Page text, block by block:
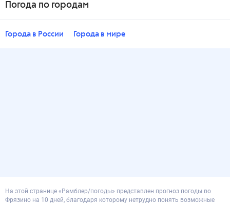
Погода по городам
Города в России Города в мире
На этой странице «Рамблер/погоды» представлен прогноз погоды во
Фрязино на 10 дней, благодаря которому нетрудно понять возможные